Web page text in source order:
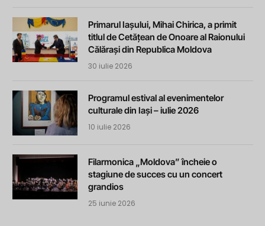
Primarul Iașului, Mihai Chirica, a primit
titlul de Cetățean de Onoare al Raionului
Călărași din Republica Moldova
30 iulie 2026
Programul estival al evenimentelor
culturale din Iași – iulie 2026
10 iulie 2026
Filarmonica „Moldova” încheie o
stagiune de succes cu un concert
grandios
25 iunie 2026